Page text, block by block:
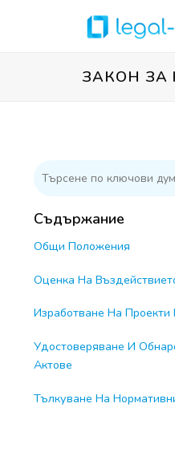
ЗАКОН ЗА
Съдържание
Общи Положения
Оценка На
Изработване На
Удостоверяване И
Актове
Тълкуване На